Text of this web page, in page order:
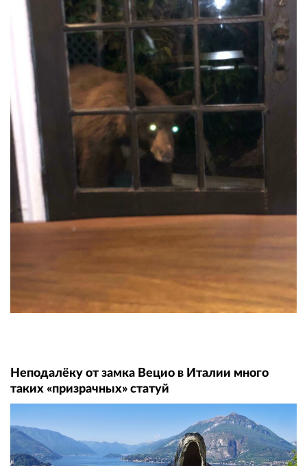
Неподалёку от замка Вецио в Италии много
таких «призрачных» статуй